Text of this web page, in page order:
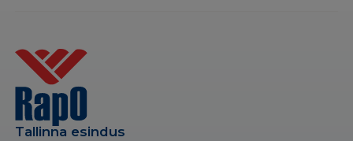
Tallinna esindus